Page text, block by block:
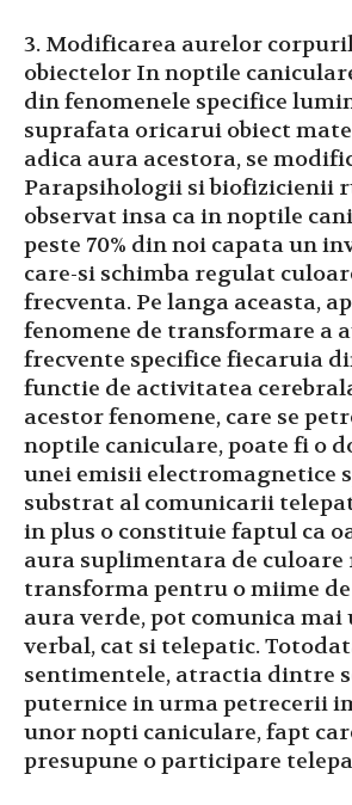
3. Modificarea aurelor
obiectelor In noptile
din fenomenele specifice
suprafata oricarui obiect
adica aura acestora, se
Parapsihologii si biofizicienii
observat insa ca in noptile
peste 70% din noi capata un
care-si schimba regulat
frecventa. Pe langa aceasta,
fenomene de transformare a
frecvente specifice fiecaruia
functie de activitatea
acestor fenomene, care se
noptile caniculare, poate fi o
unei emisii electromagnetice
substrat al comunicarii
in plus o constituie faptul ca
aura suplimentara de culoare
transforma pentru o miime
aura verde, pot comunica mai
verbal, cat si telepatic.
sentimentele, atractia dintre
puternice in urma petrecerii
unor nopti caniculare, fapt
presupune o participare